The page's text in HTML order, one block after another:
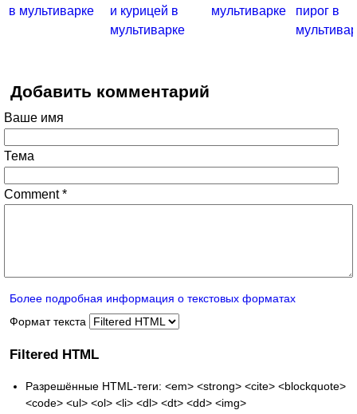
в мультиварке
и курицей в
мультиварке
мультиварке
пирог в
Добавить комментарий
Ваше имя
Тема
Comment*
Более подробная информация о текстовых форматах
Формат текста
Filtered HTML
Разрешённые HTML-теги: <em> <strong> <cite> <blockquote>
<code> <ul> <ol> <li> <dl> <dt> <dd> <img>